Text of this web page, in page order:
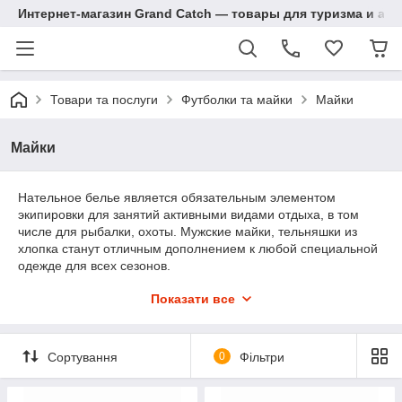
Интернет-магазин Grand Catch — товары для туризма и
Товари та послуги Футболки та майки Майки
Майки
Нательное белье является обязательным элементом
экипировки для занятий активными видами отдыха, в том
числе для рыбалки, охоты. Мужские майки, тельняшки из
хлопка станут отличным дополнением к любой специальной
одежде для всех сезонов.
популярные и востребованные расцветки. Модели для
Постоянно в наличии изделия стандартных и больших
размеров. Качество товаров порадует всех покупателей!
Показати все
Сортування 0 Фільтри